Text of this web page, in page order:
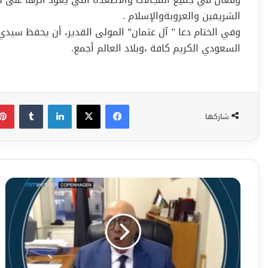
الشريفين والعروبةوالإسلام .
وفي الختام دعا ” آل عثمان” المولى القدير، أن يحفظ
السعودي الكريم كافة ،وبلاد العالم أجمع.
شاركها
فيسبوك‫X لينكدإن
بالفيديو/
مقابلة
سعادة
دولة
فلسطين
مناويل